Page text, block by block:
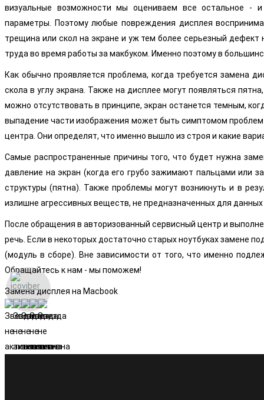
визуальные возможности мы оцениваем все остальное -
параметры. Поэтому любые повреждения дисплея
трещина или скол на экране и уж тем более серьезный
труда во время работы за макбуком. Именно поэтому в
Как обычно проявляется проблема, когда требуется замена
скола в углу экрана. Также на дисплее могут появляться
можно отсутствовать в принципе, экран останется темным,
выпадение части изображения может быть симптомом проблем
центра. Они определят, что именно вышло из строя и какие
Самые распространенные причины того, что будет нужна
давление на экран (когда его грубо зажимают пальцами или
структуры (пятна). Также проблемы могут возникнуть и в
излишне агрессивных веществ, не предназначенных для
После обращения в авторизованный сервисный центр и
речь. Если в некоторых достаточно старых ноутбуках замене
(модуль в сборе). Вне зависимости от того, что именно
Обращайтесь к нам - мы поможем!
Замена дисплея на Macbook